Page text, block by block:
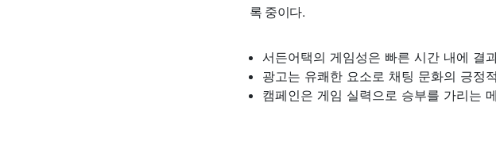
록 중이다.
서든어택의 게임성은 빠른 시간 내에 결
광고는 유쾌한 요소로 채팅 문화의 긍정
캠페인은 게임 실력으로 승부를 가리는